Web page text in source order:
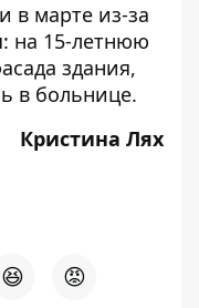
в марте из-за
на 15-летнюю
здания,
в больнице.
Кристина Лях
😆 😡